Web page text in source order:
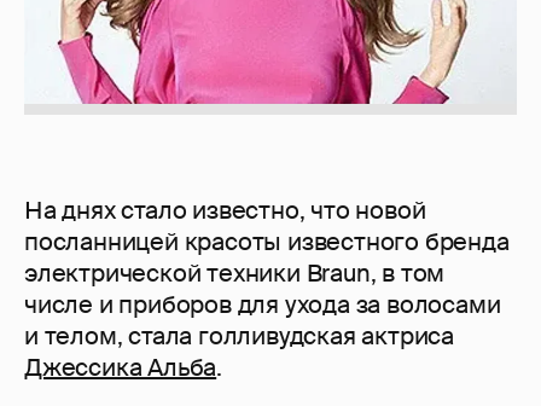
На днях стало известно, что новой
посланницей красоты известного бренда
электрической техники Braun, в том
числе и приборов для ухода за волосами
и телом, стала голливудская актриса
Джессика Альба.